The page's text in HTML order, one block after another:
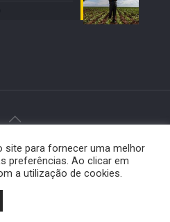
os direitos reservados |
porElemento Visual .
para fornecer uma melhor
preferências. Ao clicar em
a utilização de cookies.